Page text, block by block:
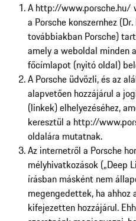
A http://www.porsche.hu/
a Porsche konszernhez (Dr.
továbbiakban Porsche)
amely a weboldal minden
főcímlapot (nyitó oldal)
A Porsche üdvözli, és az
alapvetően hozzájárul a
(linkek) elhelyezéséhez,
keresztül a http://
oldalára mutatnak.
Az internetről a Porsche
mélyhivatkozások („Deep
írásban másként nem
megengedettek, ha ahhoz
kifejezetten hozzájárul.